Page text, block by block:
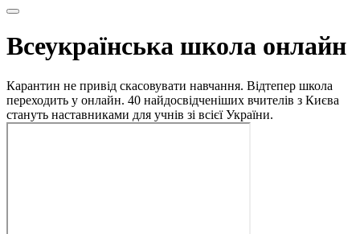
Всеукраїнська школа онлайн
Карантин не привід скасовувати навчання. Відтепер школа
переходить у онлайн. 40 найдосвідченіших вчителів з Києва
стануть наставниками для учнів зі всієї України.